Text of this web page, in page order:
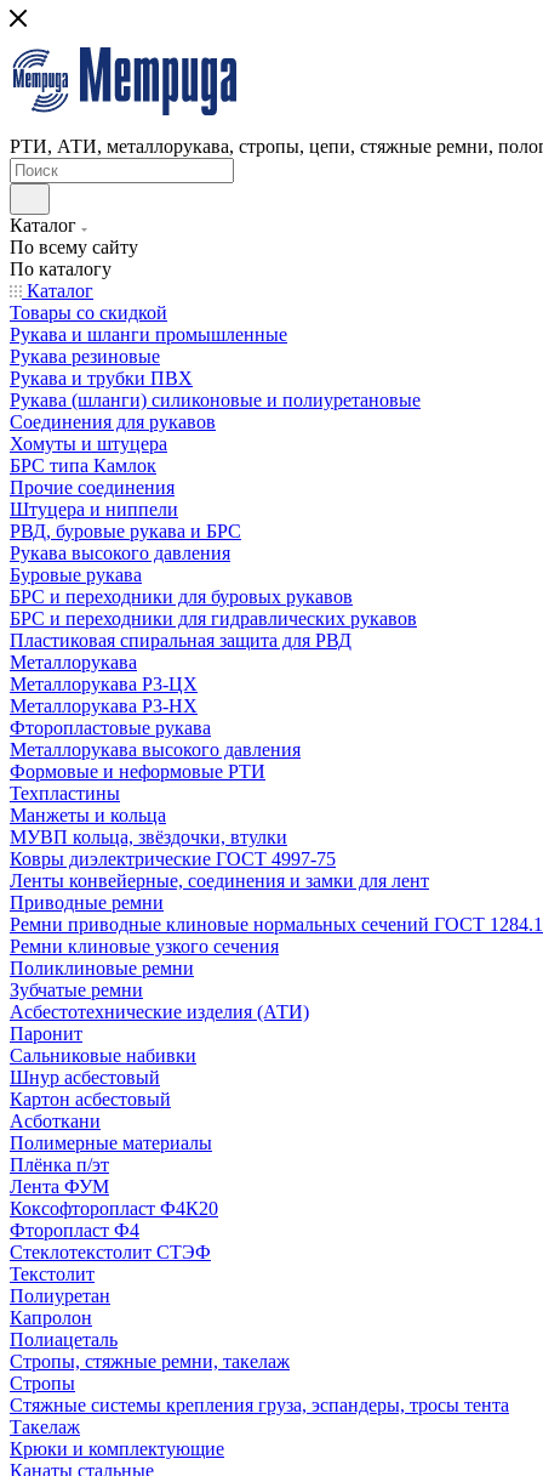
РТИ, АТИ, металлорукава, стропы, цепи, стяжные ремни,
Каталог
По всему сайту
По каталогу
Каталог
Товары со скидкой
Рукава и шланги промышленные
Рукава резиновые
Рукава и трубки ПВХ
Рукава (шланги) силиконовые и полиуретановые
Соединения для рукавов
Хомуты и штуцера
БРС типа Камлок
Прочие соединения
Штуцера и ниппели
РВД, буровые рукава и БРС
Рукава высокого давления
Буровые рукава
БРС и переходники для буровых рукавов
БРС и переходники для гидравлических рукавов
Пластиковая спиральная защита для РВД
Металлорукава
Металлорукава Р3-ЦХ
Металлорукава Р3-НХ
Фторопластовые рукава
Металлорукава высокого давления
Формовые и неформовые РТИ
Техпластины
Манжеты и кольца
МУВП кольца, звёздочки, втулки
Ковры диэлектрические ГОСТ 4997-75
Ленты конвейерные, соединения и замки для лент
Приводные ремни
Ремни приводные клиновые нормальных сечений ГОСТ
Ремни клиновые узкого сечения
Поликлиновые ремни
Зубчатые ремни
Асбестотехнические изделия (АТИ)
Паронит
Сальниковые набивки
Шнур асбестовый
Картон асбестовый
Асботкани
Полимерные материалы
Плёнка п/эт
Лента ФУМ
Коксофторопласт Ф4К20
Фторопласт Ф4
Стеклотекстолит СТЭФ
Текстолит
Полиуретан
Капролон
Полиацеталь
Стропы, стяжные ремни, такелаж
Стропы
Стяжные системы крепления груза, эспандеры, тросы тента
Такелаж
Крюки и комплектующие
Канаты стальные